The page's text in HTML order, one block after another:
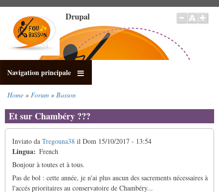
contenuto
principale
Drupal
Navigation principale
di
pane
Home Forum Basson
Et sur Chambéry ???
Inviato da Tregouna38 il Dom 15/10/2017 - 13:54
Lingua
French
Bonjour à toutes et à tous.
Pas de bol : cette année, je n'ai plus aucun des sacrements nécessaires à
l'accés prioritaires au conservatoire de Chambéry...